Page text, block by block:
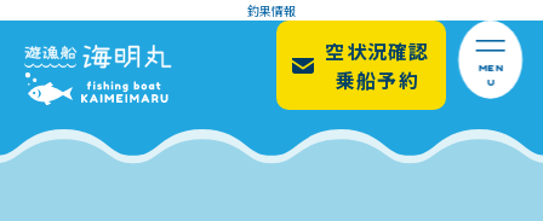
釣果情報
MEN
U
空状況確認
乗船予約